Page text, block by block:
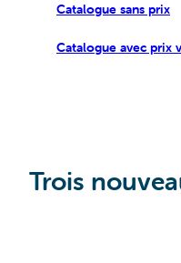
Catalogue sans prix
Catalogue avec prix
Trois